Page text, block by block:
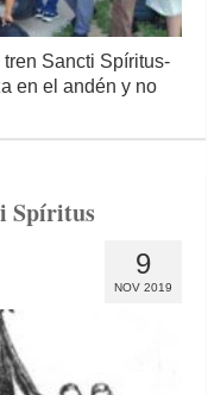
Sancti Spíritus-
en el andén y no
Spíritus
9
NOV 2019